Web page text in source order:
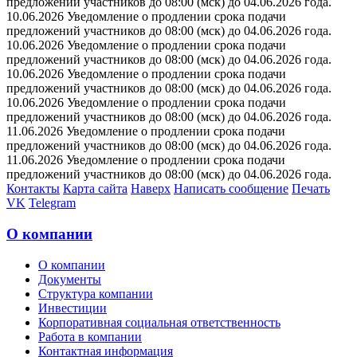
10.06.2026 Уведомление о продлении срока подачи
предложений участников до 08:00 (мск) до 04.06.2026 года.
10.06.2026 Уведомление о продлении срока подачи
предложений участников до 08:00 (мск) до 04.06.2026 года.
10.06.2026 Уведомление о продлении срока подачи
предложений участников до 08:00 (мск) до 04.06.2026 года.
10.06.2026 Уведомление о продлении срока подачи
предложений участников до 08:00 (мск) до 04.06.2026 года.
11.06.2026 Уведомление о продлении срока подачи
предложений участников до 08:00 (мск) до 04.06.2026 года.
11.06.2026 Уведомление о продлении срока подачи
предложений участников до 08:00 (мск) до 04.06.2026 года.
Контакты Карта сайта Наверх Написать сообщение Печать
VK Telegram
О компании
О компании
Документы
Структура компании
Инвестиции
Корпоративная социальная ответственность
Работа в компании
Контактная информация